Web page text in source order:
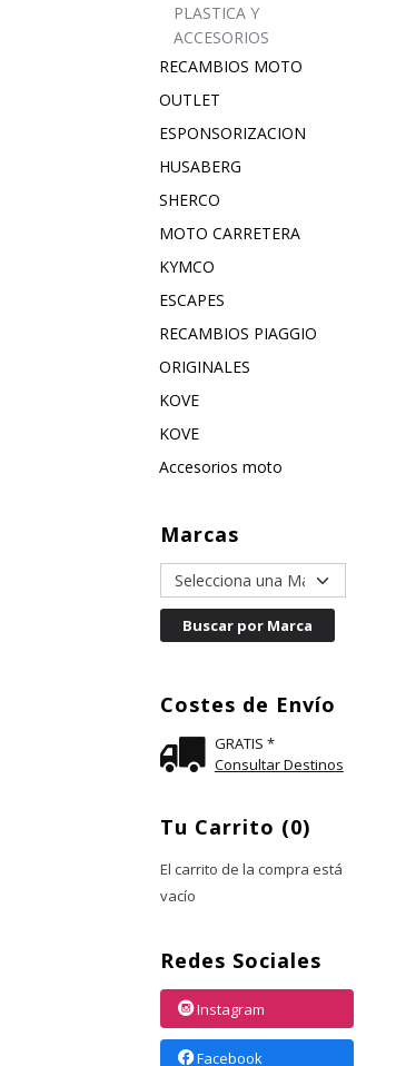
PLASTICA Y
ACCESORIOS
RECAMBIOS MOTO
OUTLET
ESPONSORIZACION
HUSABERG
SHERCO
MOTO CARRETERA
KYMCO
ESCAPES
RECAMBIOS PIAGGIO
ORIGINALES
KOVE
KOVE
Accesorios moto
Marcas
Costes de Envío
GRATIS *
Consultar Destinos
Tu Carrito (0)
El carrito de la compra está
vacío
Redes Sociales
Instagram
Facebook